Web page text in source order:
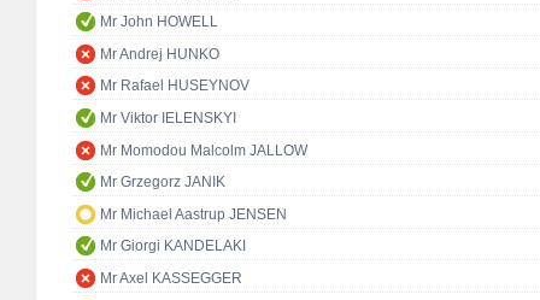
Mr John HOWELL
Mr Andrej HUNKO
Mr Rafael HUSEYNOV
Mr Viktor IELENSKYI
Mr Momodou Malcolm JALLOW
Mr Grzegorz JANIK
Mr Michael Aastrup JENSEN
Mr Giorgi KANDELAKI
Mr Axel KASSEGGER